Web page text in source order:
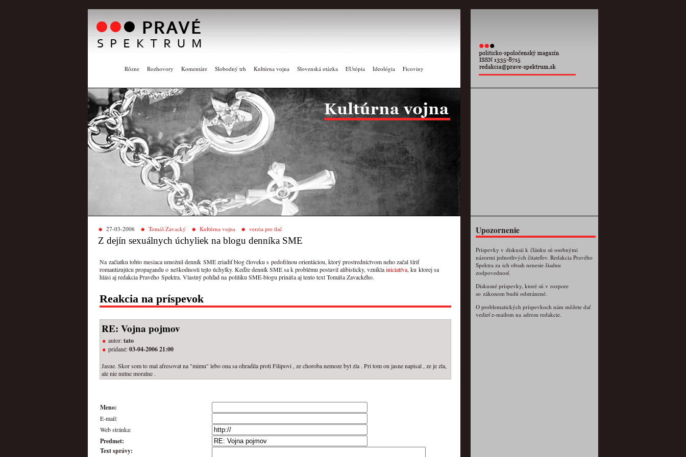
Rôzne Rozhovory Komentáre Slobodný trh Kultúrna vojna Slovenská otázka EUtópia Ideológia Ficoviny
27-03-2006 Tomáš Zavacký Kultúrna vojna verzia pre tlač
Z dejín sexuálnych úchyliek na blogu denníka SME
Na začiatku tohto mesiaca umožnil denník SME zriadiť blog človeku s pedofilnou orientáciou, ktorý prostredníctvom neho začal šíriť
romantizujúcu propagandu o neškodnosti tejto úchylky. Keďže denník SME sa k problému postavil alibisticky, vzniklainiciatíva, ku ktorej sa
hlási aj redakcia Pravého Spektra. Vlastný pohľad na politiku SME-blogu prináša aj tento text Tomáša Zavackého.
Reakcia na príspevok
RE: Vojna pojmov
autor:tato
pridané:03-04-2006 21:00
Jasne. Skor som to mal afresovat na "mimu" lebo ona sa ohradila proti Filipovi , ze choroba nemoze byt zla . Pri tom on jasne napisal , ze je zla,
ale nie nutne moralne .
Meno:
E-mail:
Web stránka:
Predmet:
Text správy:
Upozornenie
Príspevky v diskusii k článku sú osobnými
názormi jednotlivých čitateľov. Redakcia Pravého
Spektra za ich obsah nenesie žiadnu
zodpovednosť.
Diskusné príspevky, ktoré sú v rozpore
so zákonom budú odstránené.
O problematických príspevkoch nám môžete dať
vedieť e-mailom na adresu redakcie.